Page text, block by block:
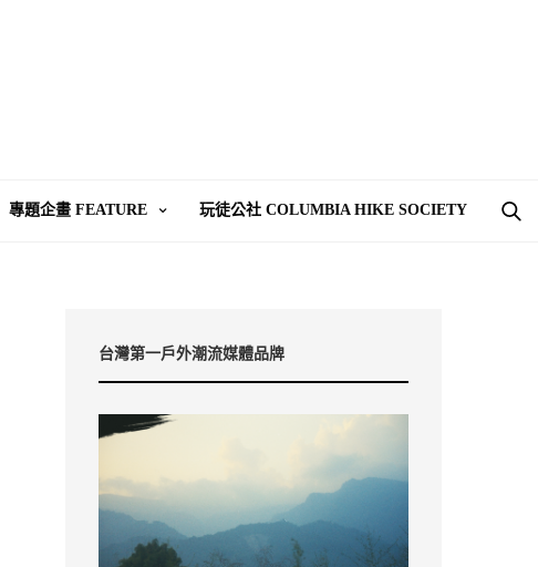
專題企畫 FEATURE 玩徒公社 COLUMBIA HIKE SOCIETY
台灣第一戶外潮流媒體品牌